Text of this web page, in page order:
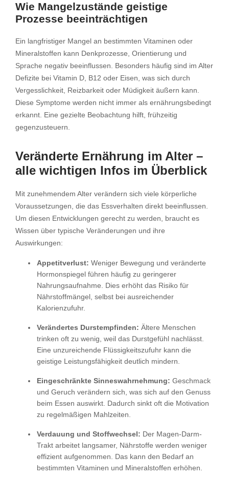
Wie Mangelzustände geistige
Prozesse beeinträchtigen
Ein langfristiger Mangel an bestimmten Vitaminen oder
Mineralstoffen kann Denkprozesse, Orientierung und
Sprache negativ beeinflussen. Besonders häufig sind im Alter
Defizite bei Vitamin D, B12 oder Eisen, was sich durch
Vergesslichkeit, Reizbarkeit oder Müdigkeit äußern kann.
Diese Symptome werden nicht immer als ernährungsbedingt
erkannt. Eine gezielte Beobachtung hilft, frühzeitig
gegenzusteuern.
Veränderte Ernährung im Alter –
alle wichtigen Infos im Überblick
Mit zunehmendem Alter verändern sich viele körperliche
Voraussetzungen, die das Essverhalten direkt beeinflussen.
Um diesen Entwicklungen gerecht zu werden, braucht es
Wissen über typische Veränderungen und ihre
Auswirkungen:
Appetitverlust: Weniger Bewegung und veränderte
Hormonspiegel führen häufig zu geringerer
Nahrungsaufnahme. Dies erhöht das Risiko für
Nährstoffmängel, selbst bei ausreichender
Kalorienzufuhr.
Verändertes Durstempfinden: Ältere Menschen
trinken oft zu wenig, weil das Durstgefühl nachlässt.
Eine unzureichende Flüssigkeitszufuhr kann die
geistige Leistungsfähigkeit deutlich mindern.
Eingeschränkte Sinneswahrnehmung: Geschmack
und Geruch verändern sich, was sich auf den Genuss
beim Essen auswirkt. Dadurch sinkt oft die Motivation
zu regelmäßigen Mahlzeiten.
Verdauung und Stoffwechsel: Der Magen-Darm-
Trakt arbeitet langsamer, Nährstoffe werden weniger
effizient aufgenommen. Das kann den Bedarf an
bestimmten Vitaminen und Mineralstoffen erhöhen.